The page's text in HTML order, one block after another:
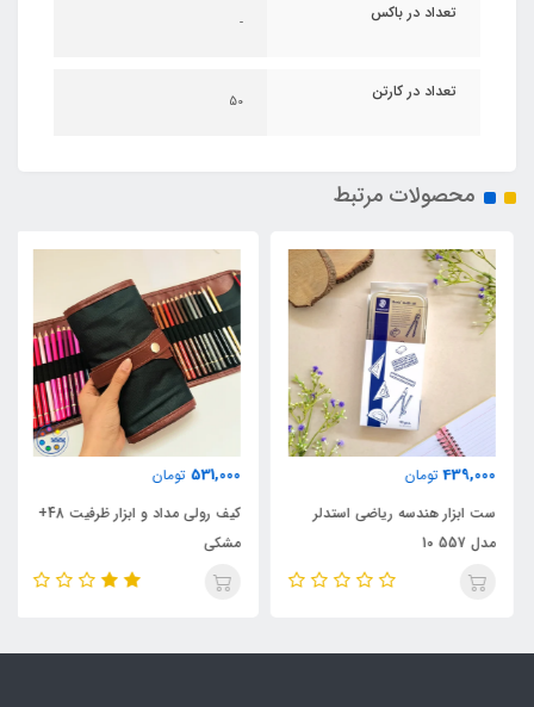
تعداد در باکس -
تعداد در کارتن 50
محصولات مرتبط
439,000 تومان
ست ابزار هندسه ریاضی استدلر
مدل 557 10
531,000 تومان
کیف رولی مداد و ابزار ظرفیت 48+
مشکی